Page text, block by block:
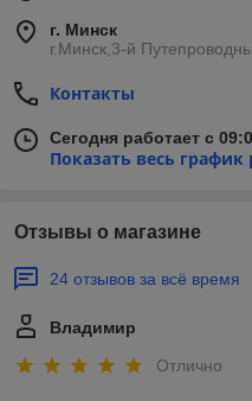
г. Минск
г.Минск,3-й
Контакты
Сегодня работает с
Показать весь график
Отзывы о магазине
24 отзывов за всё время
Владимир
Отлично